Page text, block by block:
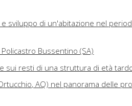
sviluppo di un'abitazione nel
Bussentino (SA)
sui resti di una struttura di età
AQ) nel panorama delle